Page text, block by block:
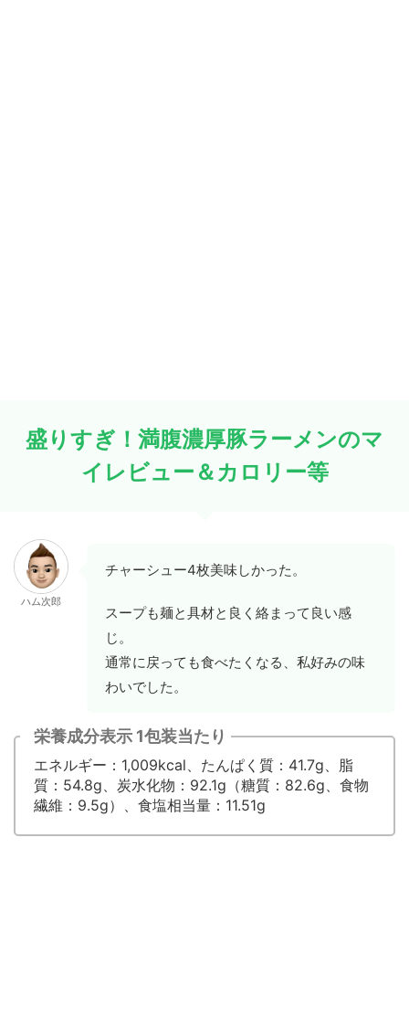
盛りすぎ！満腹濃厚豚ラーメンのマ
イレビュー＆カロリー等
ハム次郎
チャーシュー4枚美味しかった。
スープも麺と具材と良く絡まって良い感
じ。
通常に戻っても食べたくなる、私好みの味
わいでした。
栄養成分表示 1包装当たり
エネルギー：1,009kcal、たんぱく質：41.7g、脂
質：54.8g、炭水化物：92.1g（糖質：82.6g、食物
繊維：9.5g）、食塩相当量：11.51g